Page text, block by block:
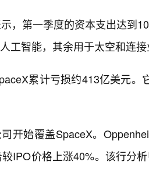
，第一季度的资本支出达到
工智能，其余用于太空和连接
累计亏损约413亿美元
开始覆盖SpaceX。
IPO价格上涨40%。该行分